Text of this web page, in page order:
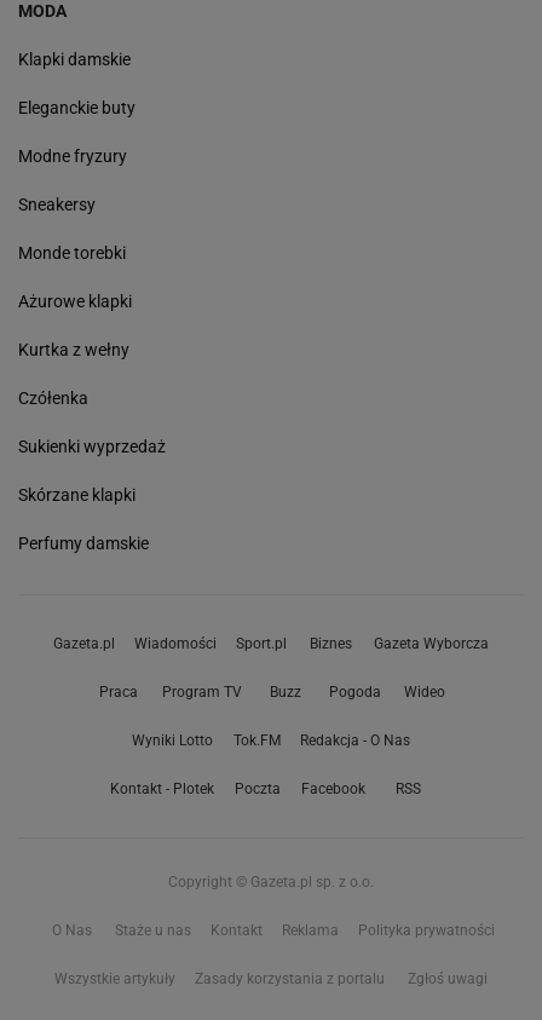
MODA
Klapki damskie
Eleganckie buty
Modne fryzury
Sneakersy
Monde torebki
Ażurowe klapki
Kurtka z wełny
Czółenka
Sukienki wyprzedaż
Skórzane klapki
Perfumy damskie
Gazeta.pl Wiadomości Sport.pl Biznes Gazeta Wyborcza
Praca Program TV Buzz Pogoda Wideo
Wyniki Lotto Tok.FM Redakcja - O Nas
Kontakt - Plotek Poczta Facebook RSS
Copyright © Gazeta.pl sp. z o.o.
O Nas Staże u nas Kontakt Reklama Polityka prywatności
Wszystkie artykuły Zasady korzystania z portalu Zgłoś uwagi